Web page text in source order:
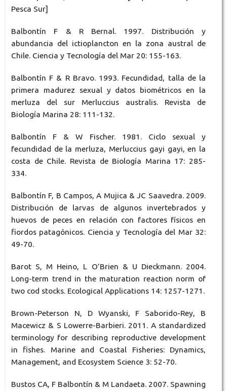
Pesca Sur]
Balbontín F & R Bernal. 1997. Distribución y
abundancia del ictioplancton en la zona austral de
Chile. Ciencia y Tecnología del Mar 20: 155-163.
Balbontín F & R Bravo. 1993. Fecundidad, talla de la
primera madurez sexual y datos biométricos en la
merluza del sur Merluccius australis. Revista de
Biología Marina 28: 111-132.
Balbontín F & W Fischer. 1981. Ciclo sexual y
fecundidad de la merluza, Merluccius gayi gayi, en la
costa de Chile. Revista de Biología Marina 17: 285-
334.
Balbontín F, B Campos, A Mujica & JC Saavedra. 2009.
Distribución de larvas de algunos invertebrados y
huevos de peces en relación con factores físicos en
fiordos patagónicos. Ciencia y Tecnología del Mar 32:
49-70.
Barot S, M Heino, L O’Brien & U Dieckmann. 2004.
Long-term trend in the maturation reaction norm of
two cod stocks. Ecological Applications 14: 1257-1271.
Brown-Peterson N, D Wyanski, F Saborido-Rey, B
Macewicz & S Lowerre-Barbieri. 2011. A standardized
terminology for describing reproductive development
in fishes. Marine and Coastal Fisheries: Dynamics,
Management, and Ecosystem Science 3: 52-70.
Bustos CA, F Balbontín & M Landaeta. 2007. Spawning